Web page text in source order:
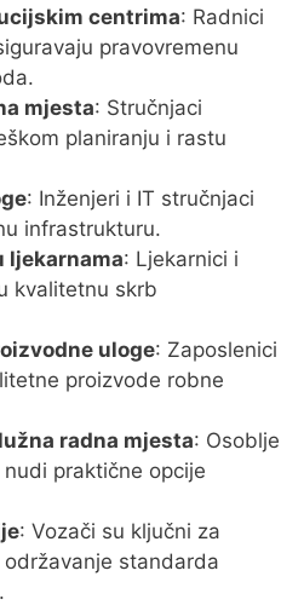
centrima: Radnici
pravovremenu
mjesta: Stručnjaci
planiranju i rastu
: Inženjeri i IT stručnjaci
infrastrukturu.
ljekarnama: Ljekarnici i
kvalitetnu skrb
uloge: Zaposlenici
proizvode robne
radna mjesta: Osoblje
praktične opcije
: Vozači su ključni za
standarda